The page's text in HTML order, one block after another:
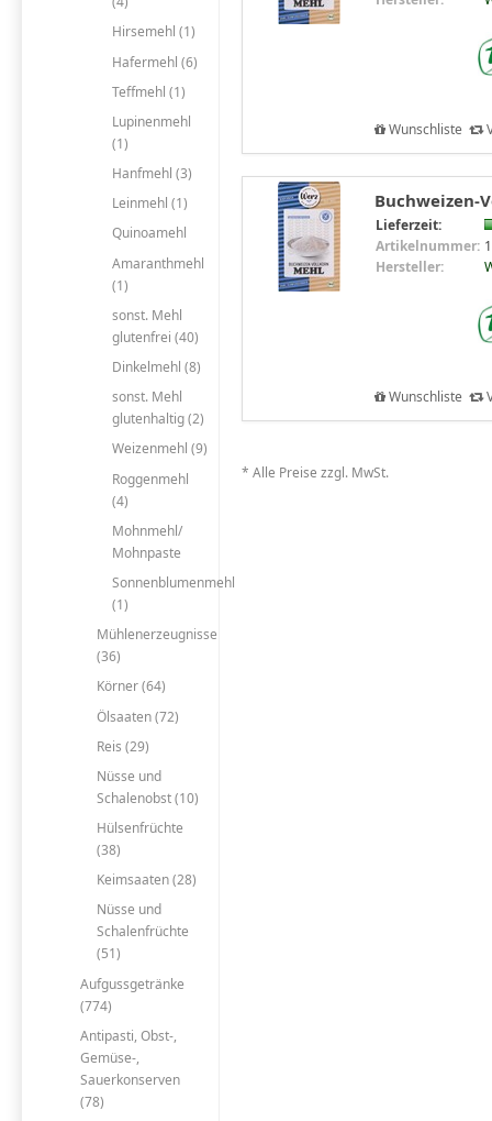
Hirsemehl (1)
Hafermehl (6)
Teffmehl (1)
Lupinenmehl
(1)
Hanfmehl (3)
Leinmehl (1)
Quinoamehl
Amaranthmehl
(1)
sonst. Mehl
glutenfrei (40)
Dinkelmehl (8)
sonst. Mehl
glutenhaltig (2)
Weizenmehl (9)
Roggenmehl
(4)
Mohnmehl/
Mohnpaste
Sonnenblumenmehl
(1)
Mühlenerzeugnisse
(36)
Körner (64)
Ölsaaten (72)
Reis (29)
Nüsse und
Schalenobst (10)
Hülsenfrüchte
(38)
Keimsaaten (28)
Nüsse und
Schalenfrüchte
(51)
Aufgussgetränke
(774)
Antipasti, Obst-,
Gemüse-,
Sauerkonserven
(78)
Wunschliste
Buchweizen-
Lieferzeit:
Artikelnummer:
Hersteller:
Wunschliste
* Alle Preise zzgl. MwSt.